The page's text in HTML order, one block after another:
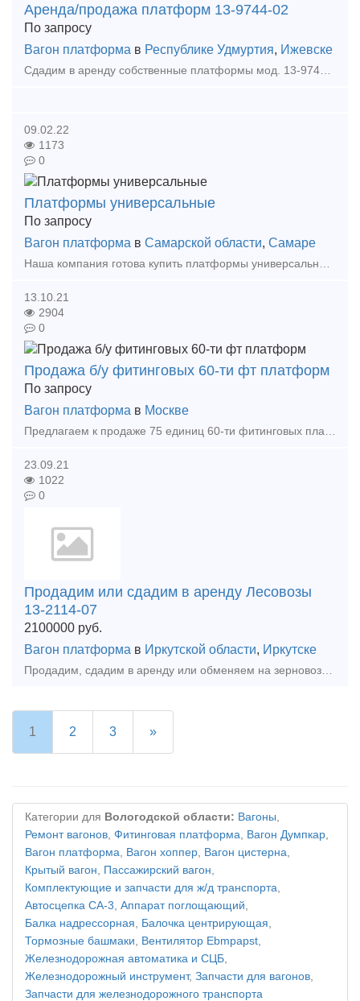
Аренда/продажа платформ 13-9744-02
По запросу
Вагон платформа в Республике Удмуртия, Ижевске
Сдадим в аренду собственные платформы мод. 13-9744-02, 2018 года постройки в количестве 5 единиц. Завод изготовитель АО Трансмаш. Цена договорная. Количество осей: Четырехосный Грузопод
09.02.22
1173
0
Платформы универсальные
По запросу
Вагон платформа в Самарской области, Самаре
13.10.21
2904
0
Продажа б/у фитинговых 60-ти фт платформ
По запросу
Вагон платформа в Москве
23.09.21
1022
0
Продадим или сдадим в аренду Лесовозы
13-2114-07
2100000 руб.
Вагон платформа в Иркутской области, Иркутске
1 2 3 »
Категории для Вологодской области: Вагоны,
Ремонт вагонов, Фитинговая платформа, Вагон Думпкар,
Вагон платформа, Вагон хоппер, Вагон цистерна,
Крытый вагон, Пассажирский вагон,
Комплектующие и запчасти для ж/д транспорта,
Автосцепка СА-3, Аппарат поглощающий,
Балка надрессорная, Балочка центрирующая,
Тормозные башмаки, Вентилятор Ebmpapst,
Железнодорожная автоматика и СЦБ,
Железнодорожный инструмент, Запчасти для вагонов,
Запчасти для железнодорожного транспорта